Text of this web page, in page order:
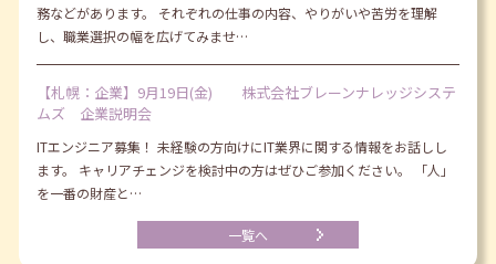
務などがあります。 それぞれの仕事の内容、やりがいや苦労を理解
し、職業選択の幅を広げてみませ…
【札幌：企業】9月19日(金) 株式会社ブレーンナレッジシステ
ムズ 企業説明会
ITエンジニア募集！ 未経験の方向けにIT業界に関する情報をお話しし
ます。 キャリアチェンジを検討中の方はぜひご参加ください。 「人」
を一番の財産と…
一覧へ